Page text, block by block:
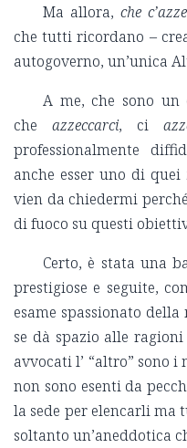
Ma allora, che
che tutti ricordano –
autogoverno, un’unica
A me, che sono
cheazzeccarci, ci
professionalmente
anche esser uno di quei
vien da chiedermi
di fuoco su questi
Certo, è stata una
prestigiose e seguite,
esame spassionato
se dà spazio alle
avvocati l’ “altro” sono
non sono esenti da
la sede per elencarli ma
soltanto un’aneddotica